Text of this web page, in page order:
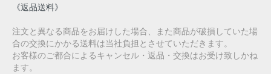
《返品送料》
注文と異なる商品をお届けした場合、また商品が破損していた場
合の交換にかかる送料は当社負担とさせていただきます。
お客様のご都合によるキャンセル・返品・交換はお受け致しかね
ます。